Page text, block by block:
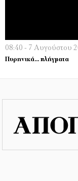
08:40 - 7 Αυγούστου
Πυρηνικά… πλήγματα